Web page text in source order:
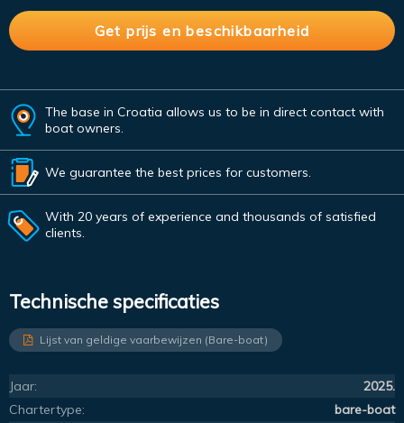
The base in Croatia allows us to be in direct contact with
boat owners.
We guarantee the best prices for customers.
With 20 years of experience and thousands of satisfied
clients.
Technische specificaties
Lijst van geldige vaarbewijzen (Bare-boat)
Jaar:
2025.
Chartertype:
bare-boat